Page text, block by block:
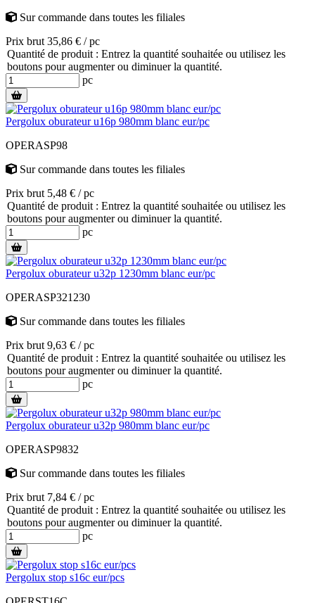
Sur commande dans toutes les filiales
Prix brut 35,86 € / pc
Quantité de produit : Entrez la quantité souhaitée ou utilisez les
boutons pour augmenter ou diminuer la quantité.
pc
Pergolux oburateur u16p 980mm blanc eur/pc
OPERASP98
Sur commande dans toutes les filiales
Prix brut 5,48 € / pc
Quantité de produit : Entrez la quantité souhaitée ou utilisez les
boutons pour augmenter ou diminuer la quantité.
pc
Pergolux oburateur u32p 1230mm blanc eur/pc
OPERASP321230
Sur commande dans toutes les filiales
Prix brut 9,63 € / pc
Quantité de produit : Entrez la quantité souhaitée ou utilisez les
boutons pour augmenter ou diminuer la quantité.
pc
Pergolux oburateur u32p 980mm blanc eur/pc
OPERASP9832
Sur commande dans toutes les filiales
Prix brut 7,84 € / pc
Quantité de produit : Entrez la quantité souhaitée ou utilisez les
boutons pour augmenter ou diminuer la quantité.
pc
Pergolux stop s16c eur/pcs